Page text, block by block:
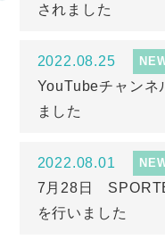
されました
2022.08.25
YouTubeチャン
ました
2022.08.01
7月28日
を行いました